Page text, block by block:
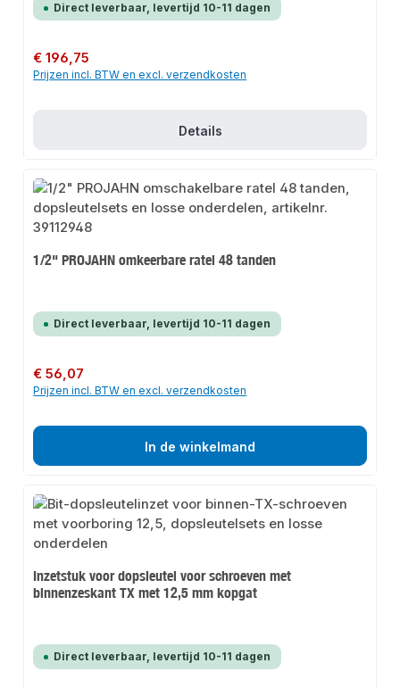
Direct leverbaar, levertijd 10-11 dagen
Normale prijs:
€ 196,75
Prijzen incl. BTW en excl. verzendkosten
Details
1/2" PROJAHN omkeerbare ratel 48 tanden
Direct leverbaar, levertijd 10-11 dagen
Normale prijs:
€ 56,07
Prijzen incl. BTW en excl. verzendkosten
In de winkelmand
Inzetstuk voor dopsleutel voor schroeven met
binnenzeskant TX met 12,5 mm kopgat
Direct leverbaar, levertijd 10-11 dagen